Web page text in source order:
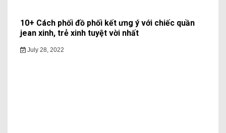
10+ Cách phối đồ phối kết ưng ý với chiếc quần
jean xinh, trẻ xinh tuyệt vời nhất
July 28, 2022